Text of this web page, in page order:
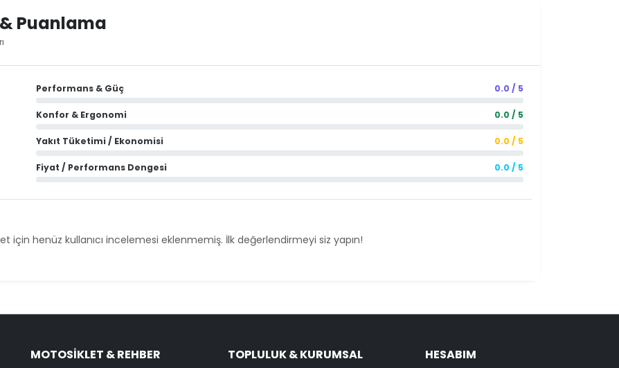
Puanlama
Performans & Güç 0.0 / 5
Konfor & Ergonomi 0.0 / 5
Yakıt Tüketimi / Ekonomisi 0.0 / 5
Fiyat / Performans Dengesi 0.0 / 5
için henüz kullanıcı incelemesi eklenmemiş. İlk değerlendirmeyi siz yapın!
MOTOSIKLET & REHBER TOPLULUK & KURUMSAL HESABIM